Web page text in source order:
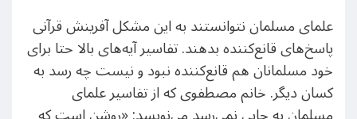
علمای مسلمان نتوانستند به این مشکل آفرینش قرآنی
پاسخ‌های قانع‌کننده بدهند. تفاسیر آیه‌های بالا حتا برای
خود مسلمانان هم قانع‌کننده نبود و نیست چه رسد به
کسان دیگر. خانم مصطفوی که از تفاسیر علمای